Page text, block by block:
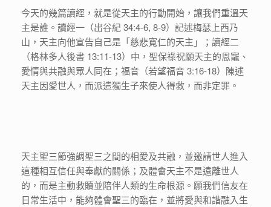
今天的幾篇讀經，就是從天主的行動開始，讓我們重溫天
主是誰。讀經一（出谷紀 34:4-6, 8-9）記述梅瑟上西乃
山，天主向他宣告自己是「慈悲寬仁的天主」；讀經二
（格林多人後書 13:11-13）中，聖保祿祝願天主的恩寵、
愛情與共融與眾人同在；福音（若望福音 3:16-18）陳述
天主因愛世人，而派遣獨生子來使人得救，而非定罪。
天主聖三節強調聖三之間的相愛及共融，並邀請世人進入
這種相互信任與奉獻的關係；及體會天主不是遠離世人
的，而是主動救贖並陪伴人類的生命根源。願我們信友在
日常生活中，能夠體會聖三的臨在，並將愛與和諧融入生